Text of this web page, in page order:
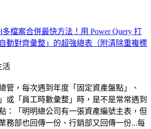
多檔案合併最快方法！用 Power Query 打
動對齊彙整」的超強總表（附清除重複標
活
管，每次遇到年度「固定資產盤點」、
或「員工時數彙整」時，是不是常常遇到
：「明明總公司有一張資產編號主表，但
務部也回傳一份、行銷部又回傳一份...每